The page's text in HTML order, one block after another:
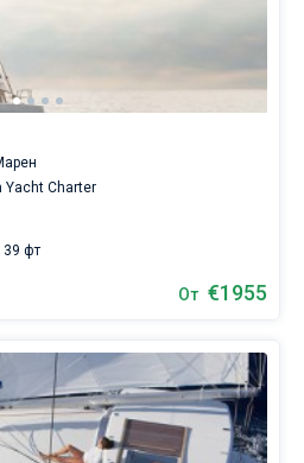
Yacht Charter
39 фт
От €1955